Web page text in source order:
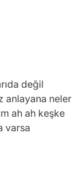
değil
anlayana neler
ah ah keşke
varsa